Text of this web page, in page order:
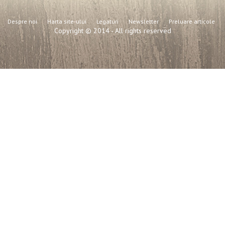
Despre noi Harta site-ului Legaturi Newsletter Preluare articole
Copyright © 2014 - All rights reserved